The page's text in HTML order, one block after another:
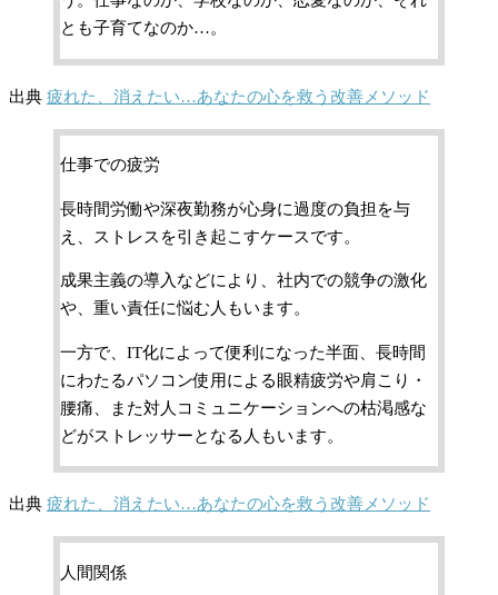
とも子育てなのか…。
出典 疲れた、消えたい…あなたの心を救う改善メソッド
仕事での疲労
長時間労働や深夜勤務が心身に過度の負担を与
え、ストレスを引き起こすケースです。
成果主義の導入などにより、社内での競争の激化
や、重い責任に悩む人もいます。
一方で、IT化によって便利になった半面、長時間
にわたるパソコン使用による眼精疲労や肩こり・
腰痛、また対人コミュニケーションへの枯渇感な
どがストレッサーとなる人もいます。
出典 疲れた、消えたい…あなたの心を救う改善メソッド
人間関係